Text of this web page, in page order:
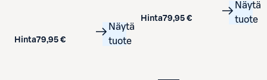
Hinta79,95 €
Näytä
tuote
Hinta79,95 €
Näytä
tuote